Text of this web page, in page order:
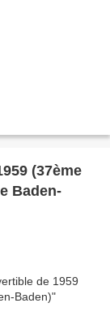
(37ème
Baden-